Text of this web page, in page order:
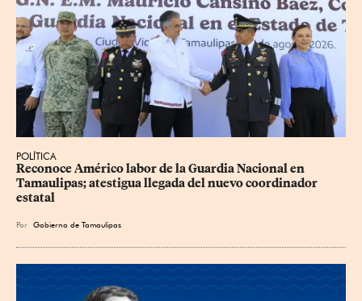
POLÍTICA
Reconoce Américo labor de la Guardia Nacional en
Tamaulipas; atestigua llegada del nuevo coordinador
estatal
Por Gobierno de Tamaulipas